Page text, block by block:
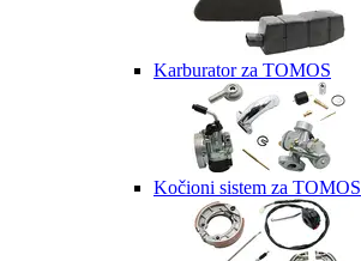
Karburator za TOMOS
Kočioni sistem za TOMOS